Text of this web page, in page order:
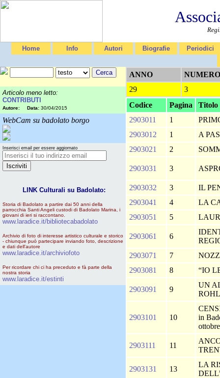
Home Info Autori Biografie Periodici
Articolo meno letto:
CONTRIBUTI
Autore: Data: 30/04/2015
WebCam su badolato borgo
Inserisci email per essere aggiornato
LINK Culturali su Badolato:
Storia di Badolato a partire dai 50 anni della
parrocchia Santi Angeli custodi di Badolato Marina, i
giovani di ieri si raccontano.
www.laradice.it/bibliotecabadolato
Archivio di foto di interesse artistico culturale e storico
- chiunque può partecipare inviando foto, descrizione
e dati dell'autore
www.laradice.it/archiviofoto
Per ricordare chi ci ha preceduto e fà parte della
nostra storia
www.laradice.it/estinti
ANNO
NUMERO
29
3
Codice
Pagina
Titolo
2903011
1
2903012
1
A
2903021
2
2903031 3
2903032 3
IL
2903041
4
LA
2903051
5
2903061 6
2903071
7
2903081
8 “IO
2903091 9
UN
2903101 10
in
2903111 11
2903131 13
LA